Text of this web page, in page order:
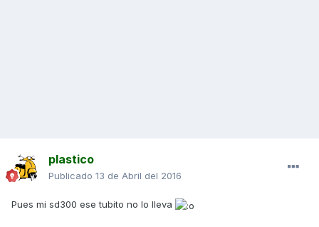
plastico
Publicado 13 de Abril del 2016
Pues mi sd300 ese tubito no lo lleva